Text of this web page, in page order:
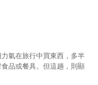
氣在旅行中買東西，多半
品或餐具。但這趟，則顯